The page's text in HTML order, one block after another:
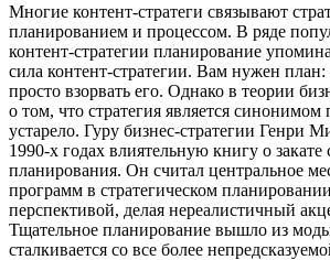
Многие контент-стратеги связывают
планированием и процессом. В ряде
контент-стратегии планирование
сила контент-стратегии. Вам нужен
просто взорвать его. Однако в теории
о том, что стратегия является синонимом
устарело. Гуру бизнес-стратегии Генри
1990-х годах влиятельную книгу о закате
планирования. Он считал центральное
программ в стратегическом
перспективой, делая нереалистичный
Тщательное планирование вышло из
сталкивается со все более